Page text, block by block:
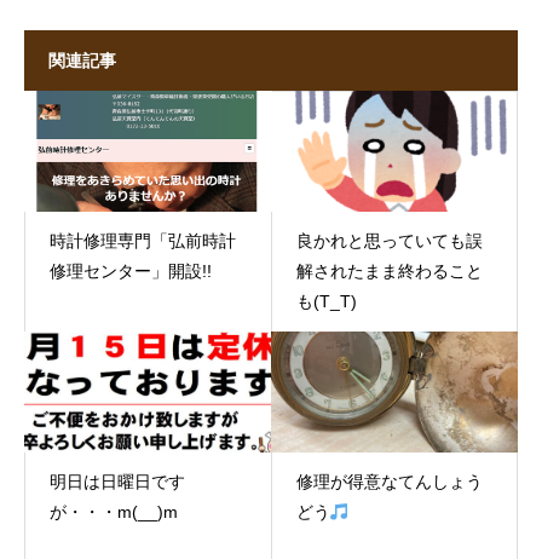
関連記事
時計修理専門「弘前時計
修理センター」開設!!
良かれと思っていても誤
解されたまま終わること
も(T_T)
明日は日曜日です
が・・・m(__)m
修理が得意なてんしょう
どう